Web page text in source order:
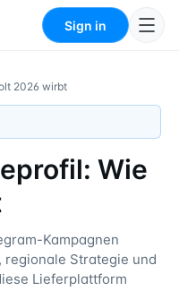
Sign in
2026 wirbt
Wie
Kampagnen
Strategie und
Liefer­plattform